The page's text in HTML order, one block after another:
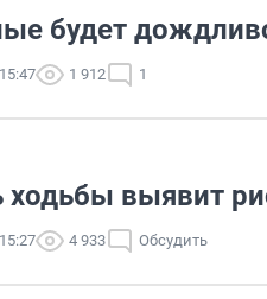
будет
1 912 1
ходьбы выявит
4 933 Обсудить